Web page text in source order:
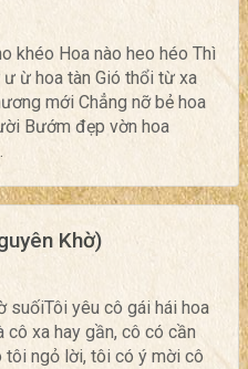
khéo Hoa nào heo héo Thì
ừ hoa tàn Gió thổi từ xa
mới Chẳng nỡ bẻ hoa
Bướm đẹp vờn hoa
Khờ)
suốiTôi yêu cô gái hái hoa
xa hay gần, cô có cần
ngỏ lời, tôi có ý mời cô